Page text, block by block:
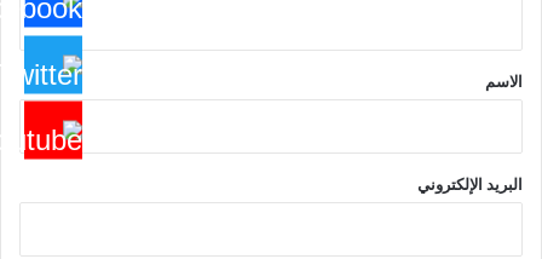
*
الاسم
البريد الإلكتروني